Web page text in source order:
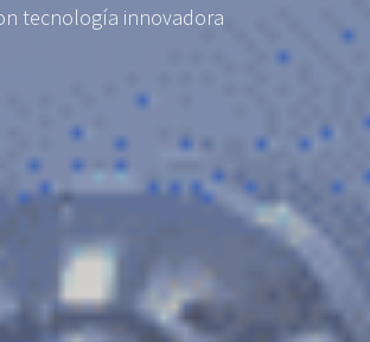
tecnología innovadora